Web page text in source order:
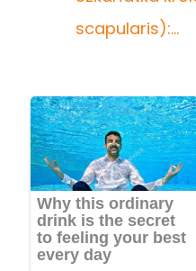
scapularis):…